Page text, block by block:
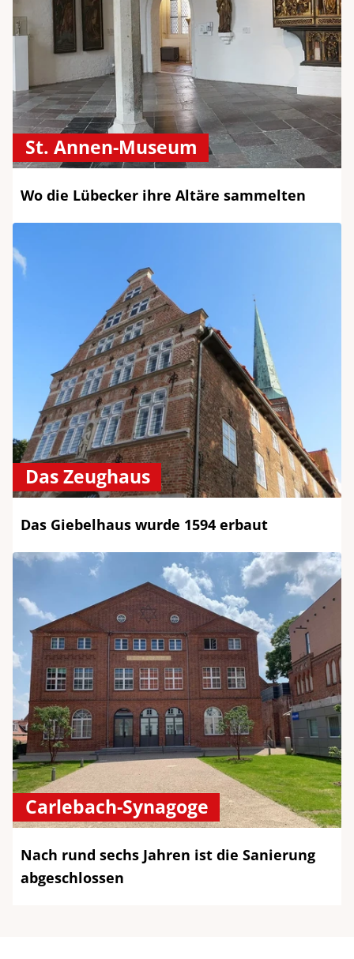
St. Annen-Museum
Wo die Lübecker ihre Altäre sammelten
Das Zeughaus
Das Giebelhaus wurde 1594 erbaut
Carlebach-Synagoge
Nach rund sechs Jahren ist die Sanierung
abgeschlossen